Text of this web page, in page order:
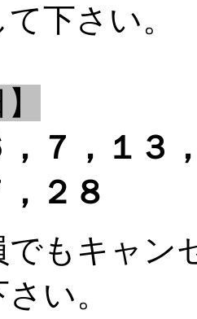
下さい。
，７，１３
２８
でもキャン
い。